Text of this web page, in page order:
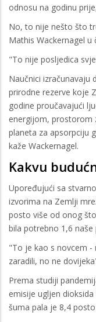
odnosu na godinu
No, to nije nešto što
Mathis Wackernagel u
"To nije posljedica
Naučnici izračunavaju
prirodne rezerve koje
godine proučavajući
energijom, prostorom
planeta za apsorpciju
kaže Wackernagel.
Kakvu
Upoređujući sa
izvorima na Zemlji
posto više od onog
bila potrebno 1,6 naše
"To je kao s novcem
zaradili, no ne
Prema studiji
emisije ugljen
šuma pala je 8,4